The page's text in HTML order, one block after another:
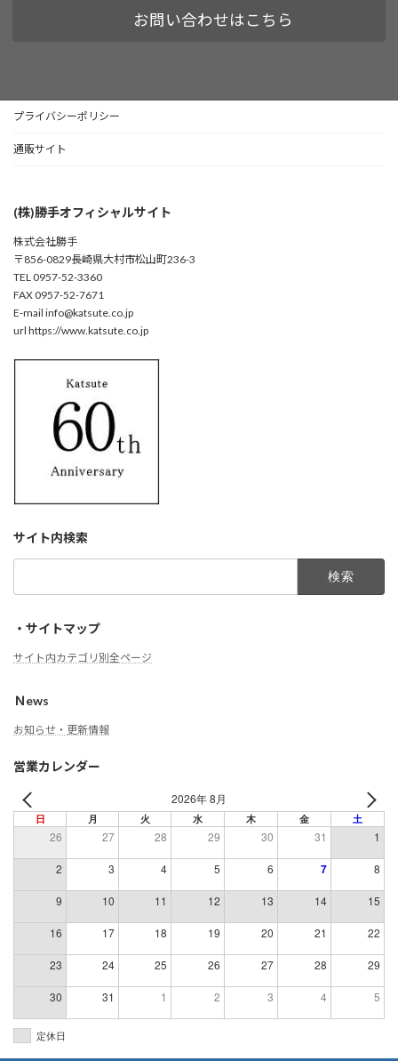
お問い合わせはこちら
プライバシーポリシー
通販サイト
(株)勝手オフィシャルサイト
株式会社勝手
〒856-0829長崎県大村市松山町236-3
TEL 0957-52-3360
FAX 0957-52-7671
E-mail info@katsute.co.jp
url https://www.katsute.co.jp
サイト内検索
・サイトマップ
サイト内カテゴリ別全ページ
Ｎews
お知らせ・更新情報
営業カレンダー
2026年 8月
日 月 火 水 木 金 土
26 27 28 29 30 31 1
2 3 4 5 6 7 8
9 10 11 12 13 14 15
16 17 18 19 20 21 22
23 24 25 26 27 28 29
30 31 1 2 3 4 5
定休日